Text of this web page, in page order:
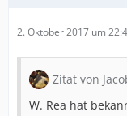
2. Oktober 2017 um
Zitat von
W. Rea hat